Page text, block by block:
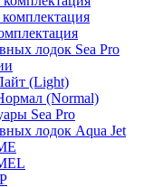
лодок Sea Pro
(Light)
(Normal)
Sea Pro
лодок Aqua Jet